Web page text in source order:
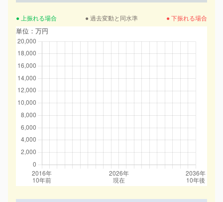
● 上振れる場合 ● 過去変動と同水準 ● 下振れる場合
単位：万円